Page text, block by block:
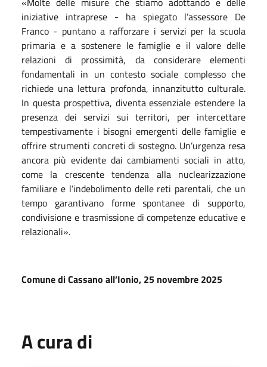
iniziative intraprese - ha spiegato l’assessore De
Franco - puntano a rafforzare i servizi per la scuola
primaria e a sostenere le famiglie e il valore delle
relazioni di prossimità, da considerare elementi
fondamentali in un contesto sociale complesso che
richiede una lettura profonda, innanzitutto culturale.
In questa prospettiva, diventa essenziale estendere la
presenza dei servizi sui territori, per intercettare
tempestivamente i bisogni emergenti delle famiglie e
offrire strumenti concreti di sostegno. Un’urgenza resa
ancora più evidente dai cambiamenti sociali in atto,
come la crescente tendenza alla nuclearizzazione
familiare e l’indebolimento delle reti parentali, che un
tempo garantivano forme spontanee di supporto,
condivisione e trasmissione di competenze educative e
relazionali».
Comune di Cassano all’Ionio, 25 novembre 2025
A cura di